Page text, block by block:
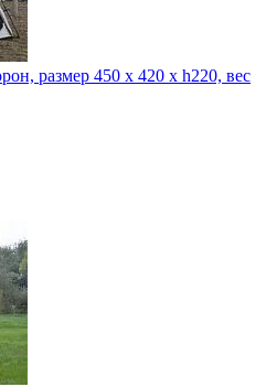
размер 450 x 420 x h220, вес